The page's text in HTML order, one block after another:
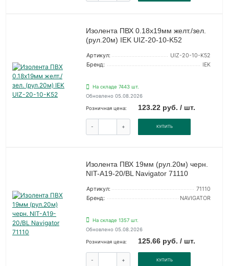
Изолента ПВХ 0.18х19мм желт./зел.
(рул.20м) IEK UIZ-20-10-K52
Артикул:
UIZ-20-10-K52
Бренд:
IEK
На складе 7443 шт.
Обновлено 05.08.2026
Розничная цена: 123.22 руб. / шт.
- + КУПИТЬ
Изолента ПВХ 19мм (рул.20м) черн.
NIT-A19-20/BL Navigator 71110
Артикул:
71110
Бренд:
NAVIGATOR
На складе 1357 шт.
Обновлено 05.08.2026
Розничная цена: 125.66 руб. / шт.
- + КУПИТЬ